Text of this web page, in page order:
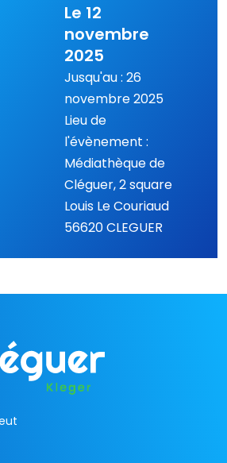
Le 12
novembre
2025
Jusqu'au : 26
novembre 2025
Lieu de
l'évènement :
Médiathèque de
Cléguer, 2 square
Louis Le Couriaud
56620 CLEGUER